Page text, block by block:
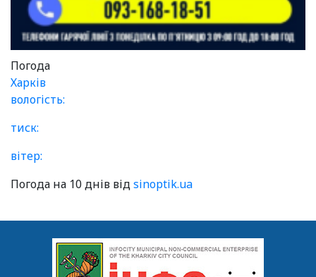
Погода
Харків
вологість:
тиск:
вітер:
Погода на 10 днів відsinoptik.ua